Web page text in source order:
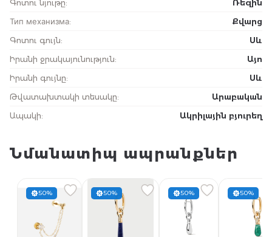
Գոտու նյութը:
Ռեզին
Тип механизма:
Քվարց
Գոտու գույն:
Սև
Իրանի ջրակայունություն:
Այո
Իրանի գույնը:
Սև
Թվատախտակի տեսակը:
Արաբական
Ապակի: Ակրիլային բյուրեղ
Նմանատիպ ապրանքներ
50% 50% 50% 50%